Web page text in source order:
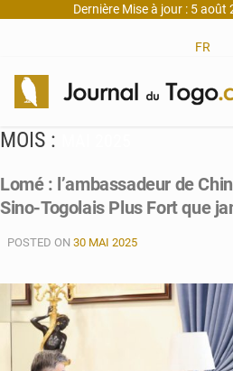
Dernière Mise à jour : 5 août
FR
MOIS :
Lomé : l’ambassadeur de
Sino-Togolais Plus Fort que
POSTED ON 30 MAI 2025